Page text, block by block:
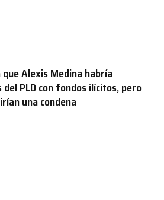
Alexis Medina habría
PLD con fondos ilícitos, pero
una condena